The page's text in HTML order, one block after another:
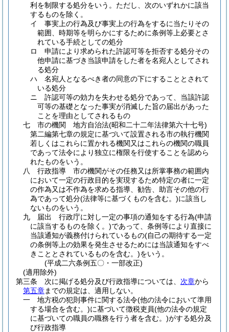
利を制限する処分をいう。 ただし、次のいずれかに該当
するものを除く。
イ
事実上の行為及び事実上の行為をするに当たりその
範囲、時期等を明らかにするために条例等上必要とさ
れている手続としての処分
ロ
申請により求められた許認可等を拒否する処分その
他申請に基づき当該申請をした者を名宛人としてされ
る処分
ハ
名宛人となるべき者の同意の下にすることとされて
いる処分
ニ
許認可等の効力を失わせる処分であって、当該許認
可等の基礎となった事実が消滅した旨の届出があった
ことを理由としてされるもの
七
市の機関 地方自治法(昭和二十二年法律第六十七号)
第二編第七章の規定に基づいて設置される市の執行機関
若しくはこれらに置かれる機関又はこれらの機関の職員
であって法令により独立に権限を行使することを認めら
れたものをいう。
八
行政指導 市の機関がその任務又は所掌事務の範囲内
において一定の行政目的を実現するため特定の者に一定
の作為又は不作為を求める指導、勧告、助言その他の行
為であって処分(法律等に基づくものを含む。)に該当し
ないものをいう。
九
届出 行政庁に対し一定の事項の通知をする行為(申請
に該当するものを除く。)であって、条例等により直接に
当該通知が義務付けられているもの(自己の期待する一定
の条例等上の効果を発生させるためには当該通知をすべ
きこととされているものを含む。)をいう。
(平成二六条例五〇・一部改正)
(適用除外)
第三条
次に掲げる処分及び行政指導については、 次章から
第五章までの規定は、適用しない。
一
地方税の犯則事件に関する法令(他の法令において準用
する場合を含む。)に基づいて徴税吏員(他の法令の規定
に基づいての職員の職務を行う者を含む。)がする処分及
び行政指導